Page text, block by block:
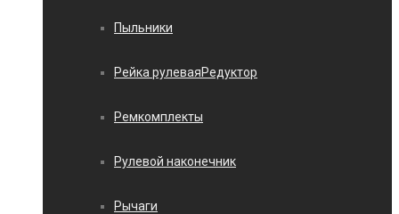
Пыльники
Рейка рулеваяРедуктор
Ремкомплекты
Рулевой наконечник
Рычаги